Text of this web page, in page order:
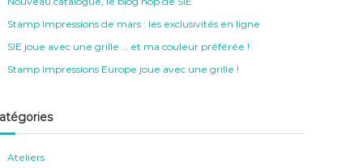
Stamp Impressions de mars : les exclusivités en ligne
SIE joue avec une grille … et ma couleur préférée !
Stamp Impressions Europe joue avec une grille !
Ateliers